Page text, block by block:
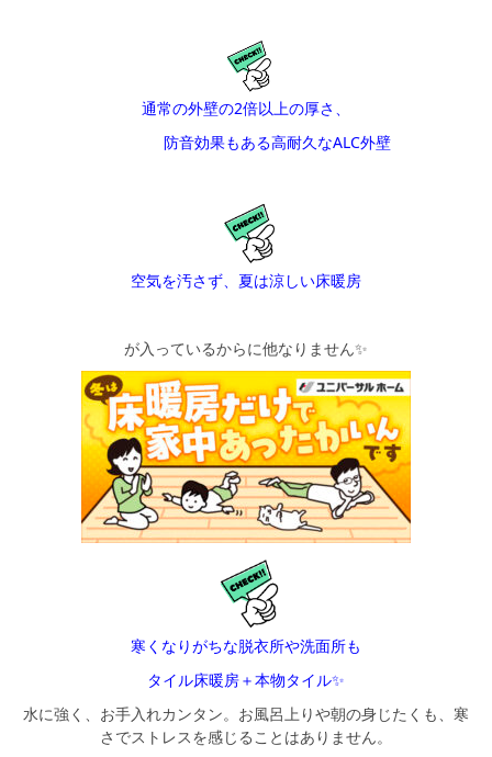
通常の外壁の2倍以上の厚さ、
防音効果もある高耐久なALC外壁
空気を汚さず、夏は涼しい床暖房
が入っているからに他なりません✨
寒くなりがちな脱衣所や洗面所も
タイル床暖房＋本物タイル✨
水に強く、お手入れカンタン。お風呂上りや朝の身じたくも、寒
さでストレスを感じることはありません。